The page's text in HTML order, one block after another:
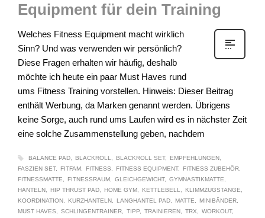
Equipment für dein Training
Welches Fitness Equipment macht wirklich
Sinn? Und was verwenden wir persönlich?
Diese Fragen erhalten wir häufig, deshalb
möchte ich heute ein paar Must Haves rund
ums Fitness Training vorstellen. Hinweis: Dieser Beitrag
enthält Werbung, da Marken genannt werden. Übrigens
keine Sorge, auch rund ums Laufen wird es in nächster Zeit
eine solche Zusammenstellung geben, nachdem
BALANCE PAD BLACKROLL BLACKROLL SET
EMPFEHLUNGEN
FASZIEN SET
FITFAM FITNESS FITNESS EQUIPMENT
FITNESS ZUBEHÖR
FITNESSMATTE
FITNESSRAUM GLEICHGEWICHT
GYMNASTIKMATTE
HANTELN
HIP THRUST PAD HOME GYM KETTLEBELL
KLIMMZUGSTANGE
KOORDINATION
KURZHANTELN LANGHANTEL PAD MATTE
MINIBÄNDER
MUST HAVES
SCHLINGENTRAINER TIPP TRAINIEREN TRX
WORKOUT